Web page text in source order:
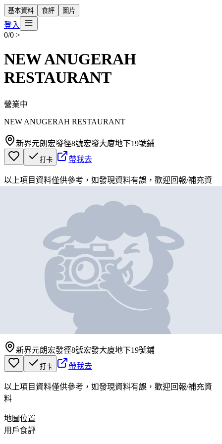
基本資料 食評 圖片
登入
0/0 >
NEW ANUGERAH
RESTAURANT
營業中
NEW ANUGERAH RESTAURANT
新界元朗宏發徑8號宏發大廈地下19號鋪
打卡 帶我去
以上項目資料僅供參考，如發現資料有誤，歡迎回報/補充資
NEW ANUGERAH
RESTAURANT
NEW ANUGERAH RESTAURANT
新界元朗宏發徑8號宏發大廈地下19號鋪
打卡 帶我去
以上項目資料僅供參考，如發現資料有誤，歡迎回報/補充資
料
地圖位置
用戶食評